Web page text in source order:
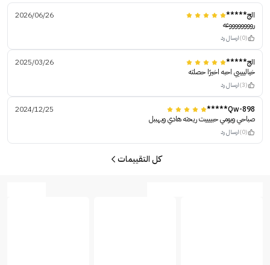
الج*****
2026/06/26
رووووووووعه
(0) ارسال رد
الج*****
2025/03/26
خيالييييي احبه اخيرًا حصلته
(3) ارسال رد
Qw-898*****
2024/12/25
صباحي ويومي حبييييت ريحته هادي ويهببل
(0) ارسال رد
كل التقييمات